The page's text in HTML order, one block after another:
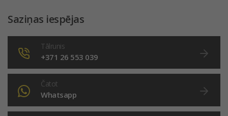
Saziņas iespējas
Tālrunis
+371 26 553 039
Čatot
Whatsapp